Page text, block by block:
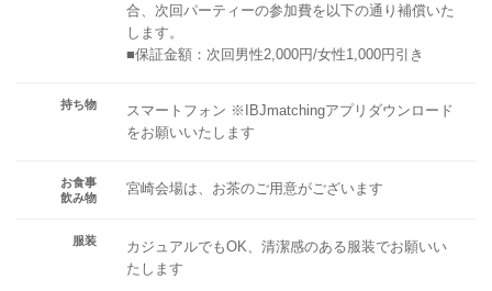
合、次回パーティーの参加費を以下の通り補償いた
します。
■保証金額：次回男性2,000円/女性1,000円引き
持ち物
スマートフォン ※IBJmatchingアプリダウンロード
をお願いいたします
お食事
飲み物
宮崎会場は、お茶のご用意がございます
服装
カジュアルでもOK、清潔感のある服装でお願いい
たします